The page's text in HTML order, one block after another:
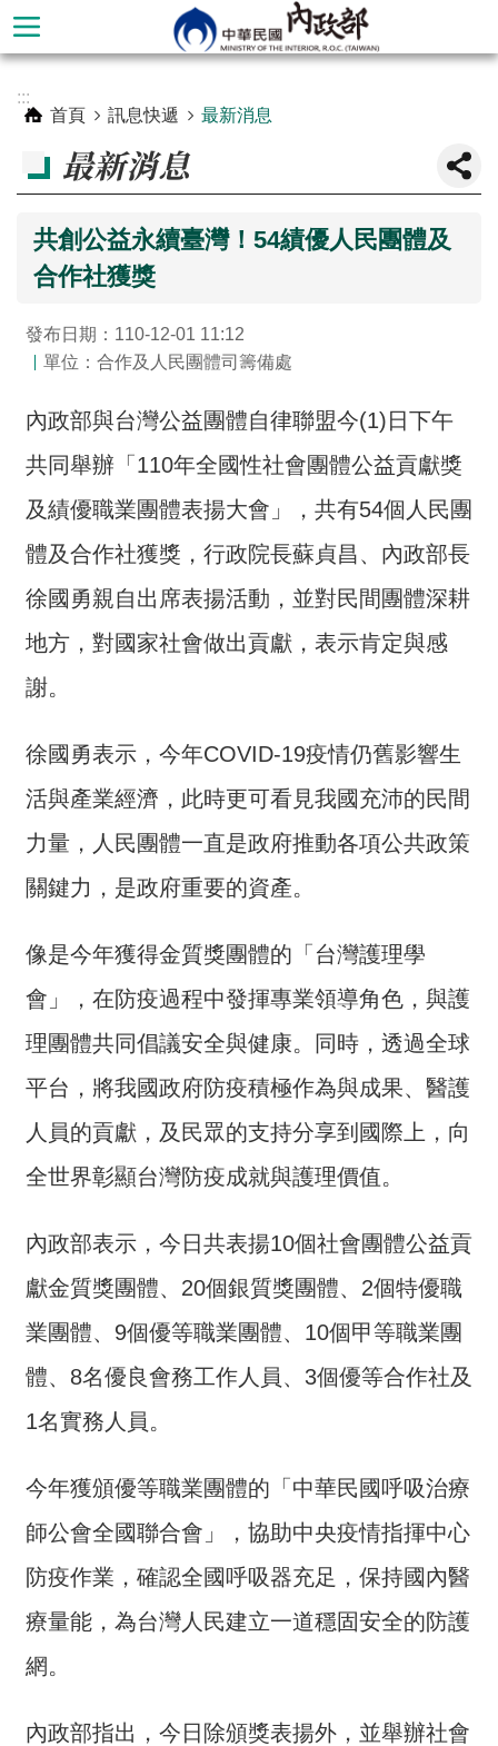
跳到主要內容區塊
階
部
簡
介
主
題
策
訊
快
題
務
互
動
交
回
頁
網
導
民
意
信
語
彙
常
見
答
電
:::
首頁
訊息快遞 最新消息
最新消息
共創公益永續臺灣！54績優人民團體及
合作社獲獎
發布日期：110-12-01 11:12
單位：合作及人民團體司籌備處
內政部與台灣公益團體自律聯盟今(1)日下午
共同舉辦「110年全國性社會團體公益貢獻獎
及績優職業團體表揚大會」，共有54個人民團
體及合作社獲獎，行政院長蘇貞昌、內政部長
徐國勇親自出席表揚活動，並對民間團體深耕
地方，對國家社會做出貢獻，表示肯定與感
謝。
徐國勇表示，今年COVID-19疫情仍舊影響生
活與產業經濟，此時更可看見我國充沛的民間
力量，人民團體一直是政府推動各項公共政策
關鍵力，是政府重要的資產。
像是今年獲得金質獎團體的「台灣護理學
會」，在防疫過程中發揮專業領導角色，與護
理團體共同倡議安全與健康。同時，透過全球
平台，將我國政府防疫積極作為與成果、醫護
人員的貢獻，及民眾的支持分享到國際上，向
全世界彰顯台灣防疫成就與護理價值。
內政部表示，今日共表揚10個社會團體公益貢
獻金質獎團體、20個銀質獎團體、2個特優職
業團體、9個優等職業團體、10個甲等職業團
體、8名優良會務工作人員、3個優等合作社及
1名實務人員。
今年獲頒優等職業團體的「中華民國呼吸治療
師公會全國聯合會」，協助中央疫情指揮中心
防疫作業，確認全國呼吸器充足，保持國內醫
療量能，為台灣人民建立一道穩固安全的防護
網。
內政部指出，今日除頒獎表揚外，並舉辦社會